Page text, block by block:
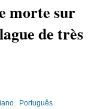
morte sur
de très
Português